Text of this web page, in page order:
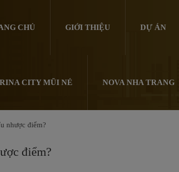
CHỦ GIỚI THIỆU DỰ ÁN
CITY MŨI NÉ NOVA NHA TRANG
nhược điểm?
điểm?